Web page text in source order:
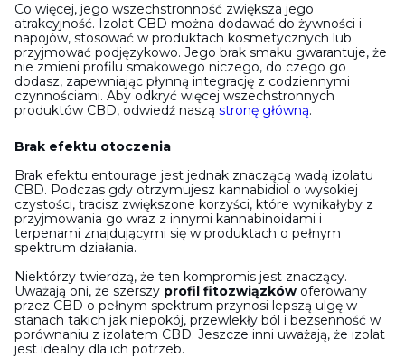
Co więcej, jego wszechstronność zwiększa jego
atrakcyjność. Izolat CBD można dodawać do żywności i
napojów, stosować w produktach kosmetycznych lub
przyjmować podjęzykowo. Jego brak smaku gwarantuje, że
nie zmieni profilu smakowego niczego, do czego go
dodasz, zapewniając płynną integrację z codziennymi
czynnościami. Aby odkryć więcej wszechstronnych
produktów CBD, odwiedź naszą stronę główną.
Brak efektu otoczenia
Brak efektu entourage jest jednak znaczącą wadą izolatu
CBD. Podczas gdy otrzymujesz kannabidiol o wysokiej
czystości, tracisz zwiększone korzyści, które wynikałyby z
przyjmowania go wraz z innymi kannabinoidami i
terpenami znajdującymi się w produktach o pełnym
spektrum działania.
Niektórzy twierdzą, że ten kompromis jest znaczący.
Uważają oni, że szerszy profil fitozwiązków oferowany
przez CBD o pełnym spektrum przynosi lepszą ulgę w
stanach takich jak niepokój, przewlekły ból i bezsenność w
porównaniu z izolatem CBD. Jeszcze inni uważają, że izolat
jest idealny dla ich potrzeb.